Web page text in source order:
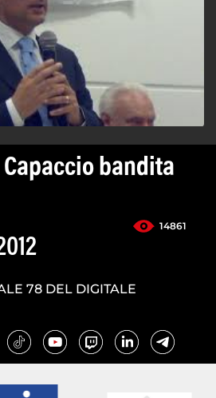
bandita
14861
78 DEL DIGITALE